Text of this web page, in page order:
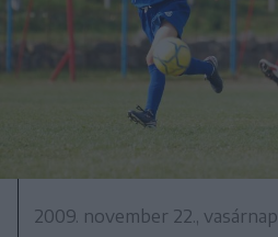
2009. november 22., vasárnap